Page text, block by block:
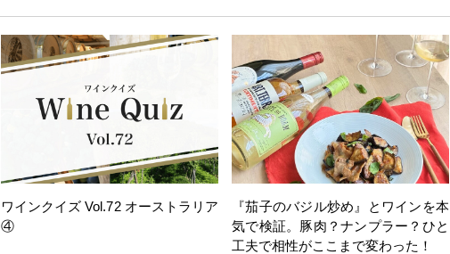
ワインクイズ Vol.72 オーストラリア
④
『茄子のバジル炒め』とワインを本
気で検証。豚肉？ナンプラー？ひと
工夫で相性がここまで変わった！